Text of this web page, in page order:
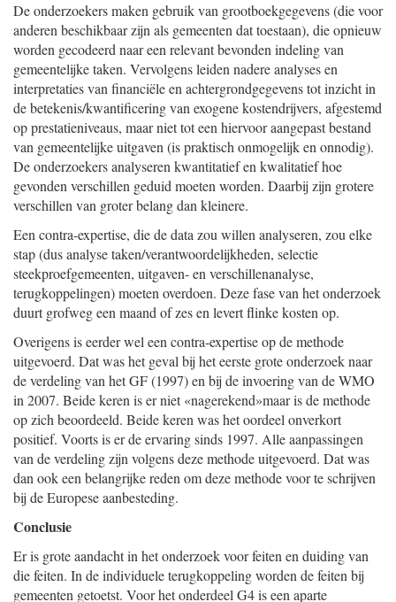
De onderzoekers maken gebruik van grootboekgegevens (die voor
anderen beschikbaar zijn als gemeenten dat toestaan), die opnieuw
worden gecodeerd naar een relevant bevonden indeling van
gemeentelijke taken. Vervolgens leiden nadere analyses en
interpretaties van financiële en achtergrondgegevens tot inzicht in
de betekenis/kwantificering van exogene kostendrijvers, afgestemd
op prestatieniveaus, maar niet tot een hiervoor aangepast bestand
van gemeentelijke uitgaven (is praktisch onmogelijk en onnodig).
De onderzoekers analyseren kwantitatief en kwalitatief hoe
gevonden verschillen geduid moeten worden. Daarbij zijn grotere
verschillen van groter belang dan kleinere.
Een contra-expertise, die de data zou willen analyseren, zou elke
stap (dus analyse taken/verantwoordelijkheden, selectie
steekproefgemeenten, uitgaven- en verschillenanalyse,
terugkoppelingen) moeten overdoen. Deze fase van het onderzoek
duurt grofweg een maand of zes en levert flinke kosten op.
Overigens is eerder wel een contra-expertise op de methode
uitgevoerd. Dat was het geval bij het eerste grote onderzoek naar
de verdeling van het GF (1997) en bij de invoering van de WMO
in 2007. Beide keren is er niet «nagerekend»maar is de methode
op zich beoordeeld. Beide keren was het oordeel onverkort
positief. Voorts is er de ervaring sinds 1997. Alle aanpassingen
van de verdeling zijn volgens deze methode uitgevoerd. Dat was
dan ook een belangrijke reden om deze methode voor te schrijven
bij de Europese aanbesteding.
Conclusie
Er is grote aandacht in het onderzoek voor feiten en duiding van
die feiten. In de individuele terugkoppeling worden de feiten bij
gemeenten getoetst. Voor het onderdeel G4 is een aparte